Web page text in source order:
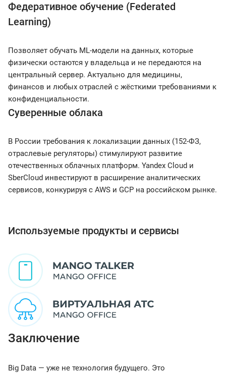
Федеративное обучение (Federated
Learning)
Позволяет обучать ML-модели на данных, которые
физически остаются у владельца и не передаются на
центральный сервер. Актуально для медицины,
финансов и любых отраслей с жёсткими требованиями к
конфиденциальности.
Суверенные облака
В России требования к локализации данных (152-ФЗ,
отраслевые регуляторы) стимулируют развитие
отечественных облачных платформ. Yandex Cloud и
SberCloud инвестируют в расширение аналитических
сервисов, конкурируя с AWS и GCP на российском рынке.
Используемые продукты и сервисы
Заключение
Big Data — уже не технология будущего. Это